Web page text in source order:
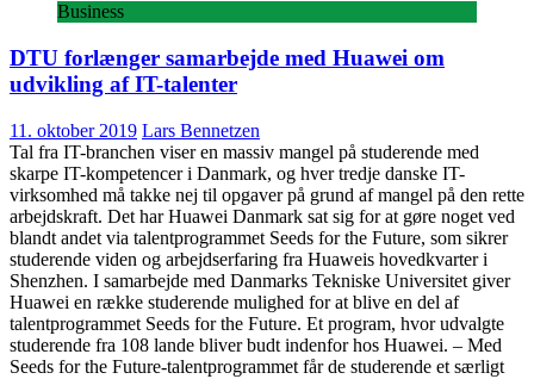
Business
DTU forlænger samarbejde med Huawei om
udvikling af IT-talenter
11. oktober 2019 Lars Bennetzen
Tal fra IT-branchen viser en massiv mangel på studerende med
skarpe IT-kompetencer i Danmark, og hver tredje danske IT-
virksomhed må takke nej til opgaver på grund af mangel på den rette
arbejdskraft. Det har Huawei Danmark sat sig for at gøre noget ved
blandt andet via talentprogrammet Seeds for the Future, som sikrer
studerende viden og arbejdserfaring fra Huaweis hovedkvarter i
Shenzhen. I samarbejde med Danmarks Tekniske Universitet giver
Huawei en række studerende mulighed for at blive en del af
talentprogrammet Seeds for the Future. Et program, hvor udvalgte
studerende fra 108 lande bliver budt indenfor hos Huawei. – Med
Seeds for the Future-talentprogrammet får de studerende et særligt